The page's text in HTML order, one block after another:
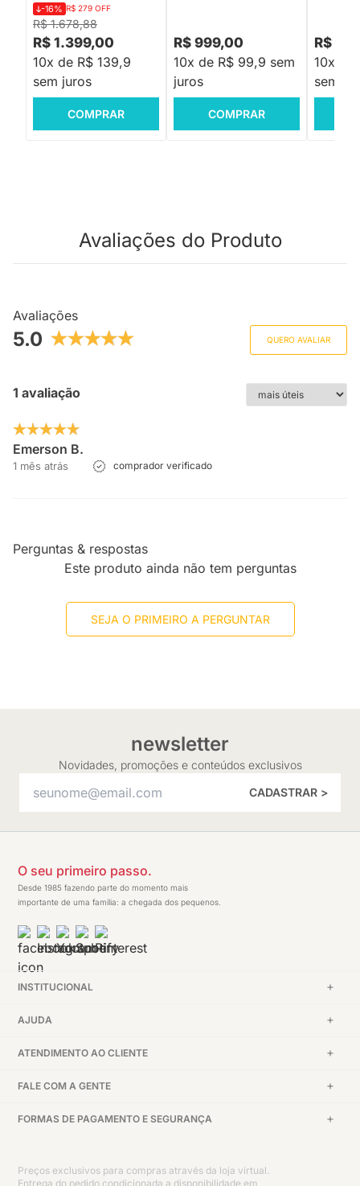
R$ 1.678,88
-16% R$ 279 OFF
R$ 1.399,00
10x de R$ 139,9
sem juros
COMPRAR
R$ 999,00
10x de R$ 99,9 sem
juros
COMPRAR
R$
10x de
sem
Avaliações do Produto
Avaliações
5.0 QUERO AVALIAR
1 avaliação
Emerson B.
1 mês atrás comprador verificado
Perguntas & respostas
Este produto ainda não tem perguntas
SEJA O PRIMEIRO A PERGUNTAR
newsletter
Novidades, promoções e conteúdos exclusivos
CADASTRAR >
O seu primeiro passo.
Desde 1985 fazendo parte do momento mais
importante de uma família: a chegada dos pequenos.
INSTITUCIONAL
AJUDA
ATENDIMENTO AO CLIENTE
FALE COM A GENTE
FORMAS DE PAGAMENTO E SEGURANÇA
Preços exclusivos para compras através da loja virtual.
Entrega do pedido condicionada a disponibilidade em